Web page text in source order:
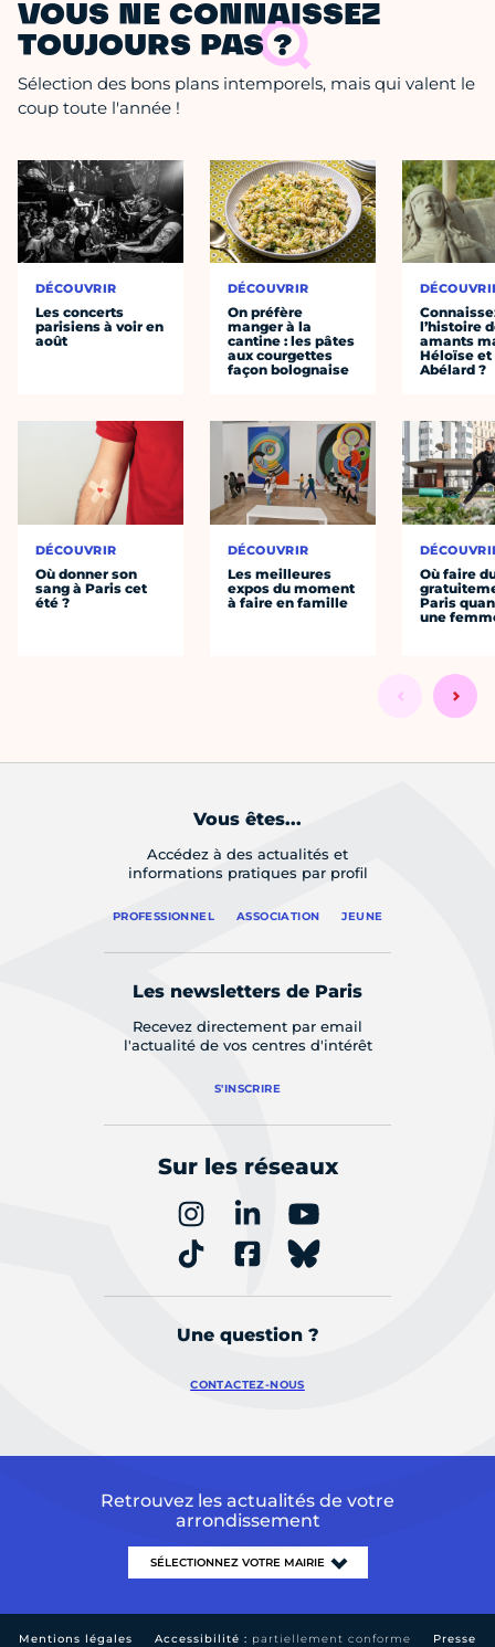
VOUS NE CONNAISSEZ
TOUJOURS PAS ?
Sélection des bons plans intemporels, mais qui valent le
coup toute l'année !
DÉCOUVRIR
Les concerts
parisiens à voir en
août
DÉCOUVRIR
Où donner son
sang à Paris cet
été ?
DÉCOUVRIR
On préfère
manger à la
cantine : les pâtes
aux courgettes
façon bolognaise
DÉCOUVRIR
Les meilleures
expos du moment
à faire en famille
l’histoire
amants
Héloïse et
Abélard ?
Où faire
Paris
une
Vous êtes...
Accédez à des actualités et
informations pratiques par profil
PROFESSIONNEL ASSOCIATION JEUNE
Les newsletters de Paris
Recevez directement par email
l'actualité de vos centres d'intérêt
S'INSCRIRE
Sur les réseaux
Une question ?
CONTACTEZ-NOUS
Retrouvez les actualités de votre
arrondissement
Mentions légales Accessibilité : partiellement conforme Presse